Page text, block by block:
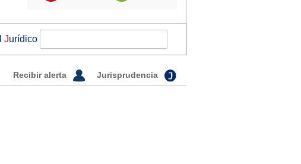
Jurídico
Jurisprudencia
Recibir alerta